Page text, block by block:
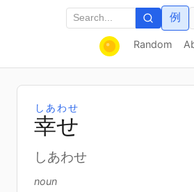
Random
例
幸せ
しあわせ
しあわせ
noun